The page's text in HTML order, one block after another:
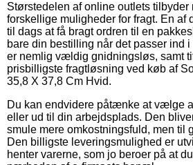
Størstedelen af online outlets tilbyder
forskellige muligheder for fragt. En af
til dags at få bragt ordren til en
bare din bestilling når det passer ind
er nemlig vældig gnidningsløs, samt
prisbilligste fragtløsning ved køb af
35,8 X 37,8 Cm Hvid.
Du kan endvidere påtænke at vælge
eller ud til din arbejdsplads. Den
smule mere omkostningsfuld, men til
Den billigste leveringsmulighed er
henter varerne, som jo beroer på at